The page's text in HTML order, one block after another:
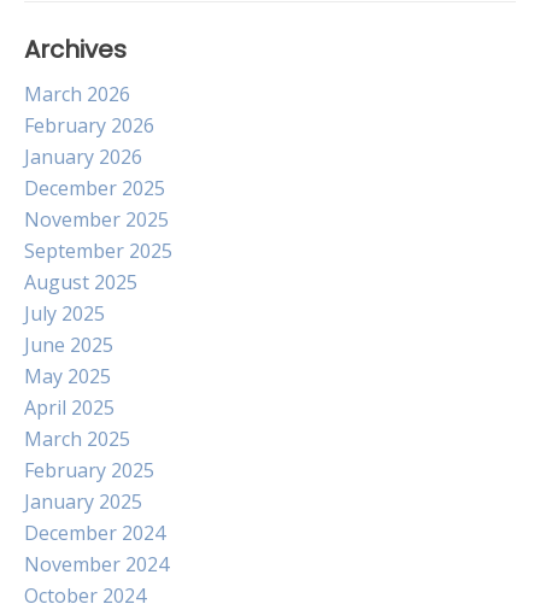
Archives
March 2026
February 2026
January 2026
December 2025
November 2025
September 2025
August 2025
July 2025
June 2025
May 2025
April 2025
March 2025
February 2025
January 2025
December 2024
November 2024
October 2024